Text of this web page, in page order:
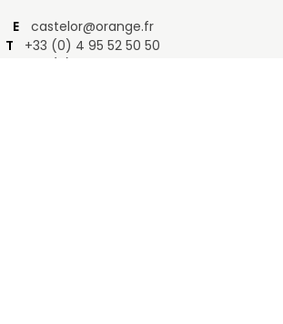
E
castelor@orange.fr
T
+33 (0) 4 95 52 50 50